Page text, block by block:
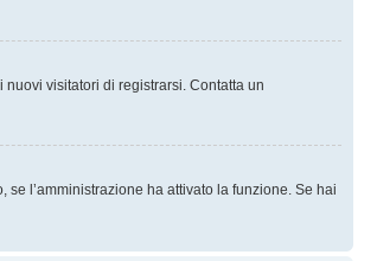
visitatori di registrarsi. Contatta un
l’amministrazione ha attivato la funzione. Se hai